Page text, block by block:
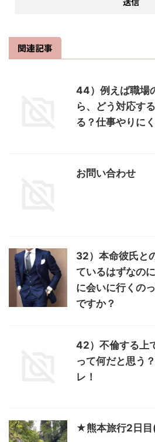
関連記事
44）例えば職場
ら、どう対応す
る？仕事やりに
お問い合わせ
32）本命彼氏と
ているはずなの
に会いに行くの
ですか？
42）不倫する上
って何だと思う
レ！
★熊本旅行2日目(